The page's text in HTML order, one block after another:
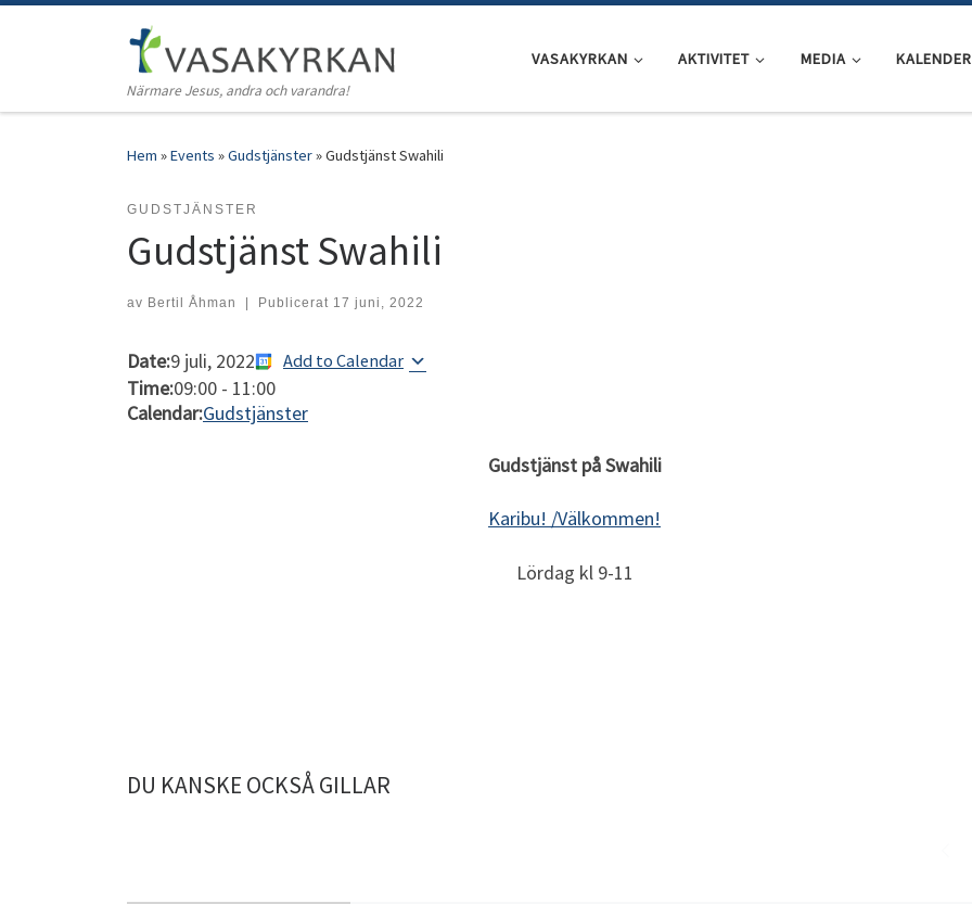
Hoppa till innehåll
Närmare Jesus, andra och varandra!
VASAKYRKAN AKTIVITET MEDIA KALENDER
Hem »Events »Gudstjänster»Gudstjänst Swahili
GUDSTJÄNSTER
Gudstjänst Swahili
av Bertil Åhman Publicerat 17 juni, 2022
Date:9 juli, 2022 Add to Calendar
Time:09:00 - 11:00
Calendar:Gudstjänster
Gudstjänst på Swahili
Karibu! /Välkommen!
Lördag kl 9-11
DU KANSKE OCKSÅ GILLAR